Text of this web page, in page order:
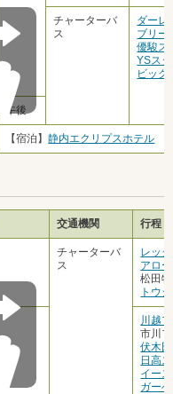
チャーターバ
ス
ダーレ
ブリー
優駿ス
YSス
ビッグ
午後
【宿泊】静内エクリプスホテル
交通機関 行程
チャーターバ
ス
レッ
アロ
松田
トウ
川越
市川
伏木
日高
イー
ガー